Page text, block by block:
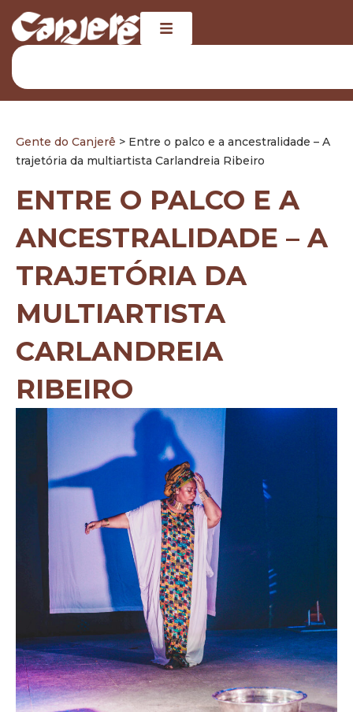
Gente do Canjerê > Entre o palco e a ancestralidade – A
trajetória da multiartista Carlandreia Ribeiro
ENTRE O PALCO E A
ANCESTRALIDADE – A
TRAJETÓRIA DA
MULTIARTISTA
CARLANDREIA
RIBEIRO